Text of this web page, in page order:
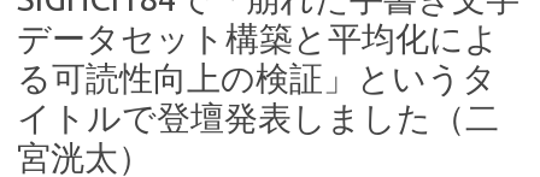
データセット構築と平均化によ
る可読性向上の検証」というタ
イトルで登壇発表しました（二
宮洸太）